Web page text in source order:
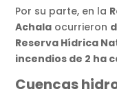
Por su parte, en la
Achala ocurrieron
Reserva Hídrica
incendios de 2 ha
Cuencas